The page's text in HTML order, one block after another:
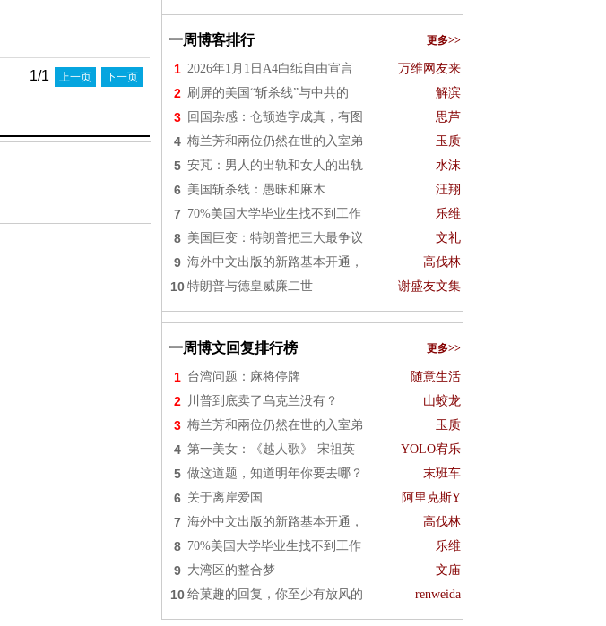
1/1 上一页 下一页
一周博客排行 更多>>
1 2026年1月1日A4白纸自由宣言 万维网友来
2 刷屏的美国“斩杀线”与中共的 解滨
3 回国杂感：仓颉造字成真，有图 思芦
4 梅兰芳和兩位仍然在世的入室弟 玉质
5 安芃：男人的出轨和女人的出轨 水沫
6 美国斩杀线：愚昧和麻木 汪翔
7 70%美国大学毕业生找不到工作 乐维
8 美国巨变：特朗普把三大最争议 文礼
9 海外中文出版的新路基本开通， 高伐林
10 特朗普与德皇威廉二世 谢盛友文集
一周博文回复排行榜 更多>>
1 台湾问题：麻将停牌 随意生活
2 川普到底卖了乌克兰没有？ 山蛟龙
3 梅兰芳和兩位仍然在世的入室弟 玉质
4 第一美女：《越人歌》-宋祖英 YOLO宥乐
5 做这道题，知道明年你要去哪？ 末班车
6 关于离岸爱国 阿里克斯Y
7 海外中文出版的新路基本开通， 高伐林
8 70%美国大学毕业生找不到工作 乐维
9 大湾区的整合梦 文庙
10 给菓趣的回复，你至少有放风的 renweida